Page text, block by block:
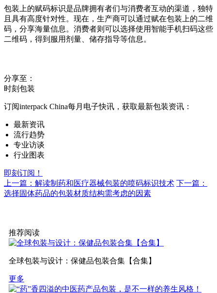
包装上的赋码标识是品牌拥有者们与消费者互动的渠道，独特
且具有高度针对性。现在，生产商可以通过赋在包装上的二维
码，分享海量信息。消费者则可以选择使用智能手机扫码这些
二维码，得到服用剂量、储存指导等信息。
分享至：
时刻包装
订阅interpack China每月电子快讯，获取最新包装资讯：
最新资讯
流行趋势
专业访谈
行业图表
即刻订阅！
上一篇：解读制药和医疗器械包装的喷码标识技术 下一篇：
选择固体药品的包装材质结构需考虑的因素
推荐阅读
全球包装与设计：保健品包装合集【合集】
更多